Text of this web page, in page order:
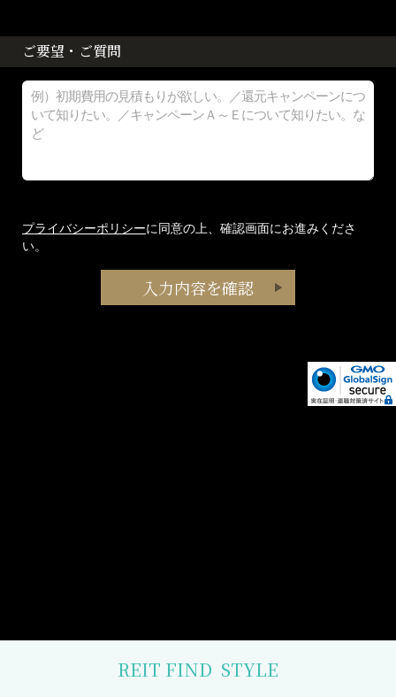
ご要望・ご質問
プライバシーポリシーに同意の上、確認画面にお進みくださ
い。
REIT FIND STYLE